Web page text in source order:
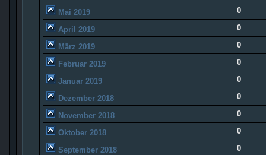
Mai 2019 0
April 2019 0
März 2019 0
Februar 2019 0
Januar 2019 0
Dezember 2018 0
November 2018 0
Oktober 2018 0
September 2018 0